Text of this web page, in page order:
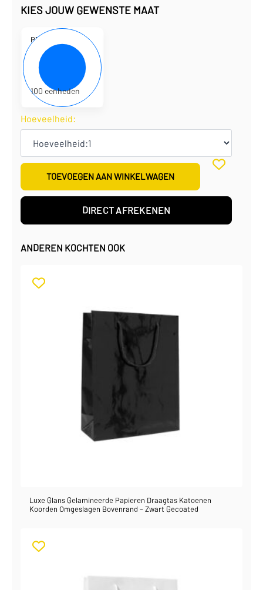
KIES JOUW GEWENSTE MAAT
P101950-20
38 x 42 cm
4,33 per eenheid
432,50 per doos
100 eenheden
Hoeveelheid:
TOEVOEGEN AAN WINKELWAGEN
DIRECT AFREKENEN
ANDEREN KOCHTEN OOK
Luxe Glans Gelamineerde Papieren Draagtas Katoenen
Koorden Omgeslagen Bovenrand – Zwart Gecoated